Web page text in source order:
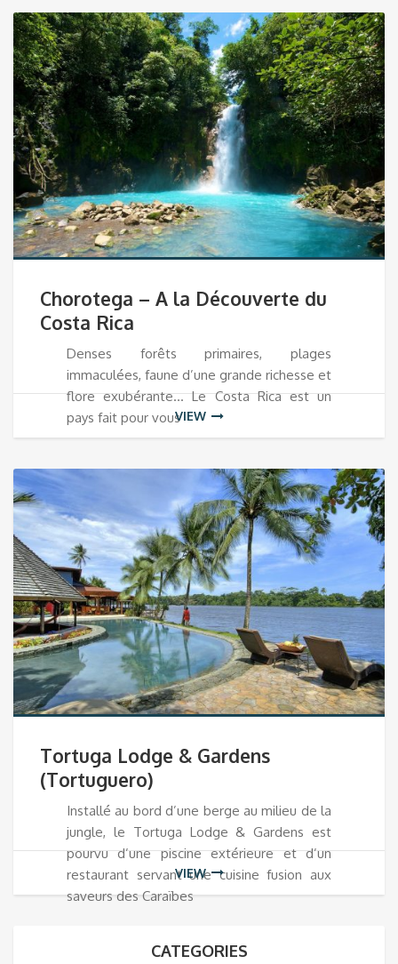
Chorotega – A la Découverte du
Costa Rica
Denses forêts primaires, plages
immaculées, faune d’une grande richesse et
flore exubérante… Le Costa Rica est un
pays fait pour vousVIEW
Tortuga Lodge & Gardens
(Tortuguero)
Installé au bord d’une berge au milieu de la
jungle, le Tortuga Lodge & Gardens est
pourvu d’une piscine extérieure et d’un
restaurant servant une cuisine fusion aux
saveurs des Caraïbes
VIEW
CATEGORIES